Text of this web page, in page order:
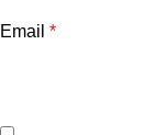
Email *